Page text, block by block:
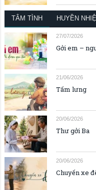
TÂM TÌNH HUYỀN
27/07/2026
Gởi em –
21/06/2026
Tấm lưng
20/06/2026
Thư gởi Ba
20/06/2026
Chuyến xe